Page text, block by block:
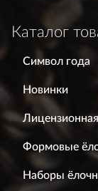
Каталог
Символ года
Новинки
Формовые
Наборы